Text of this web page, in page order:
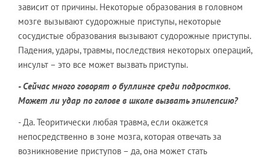
зависит от причины. Некоторые образования в головном
мозге вызывают судорожные приступы, некоторые
сосудистые образования вызывают судорожные приступы.
Падения, удары, травмы, последствия некоторых операций,
инсульт – это все может вызвать приступы.
- Сейчас много говорят о буллинге среди подростков.
Может ли удар по голове в школе вызвать эпилепсию?
- Да. Теоритически любая травма, если окажется
непосредственно в зоне мозга, которая отвечать за
возникновение приступов – да, она может стать